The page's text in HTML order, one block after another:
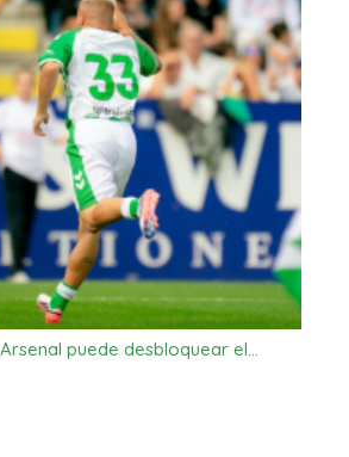
puede desbloquear el…